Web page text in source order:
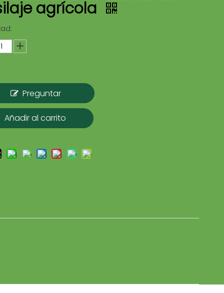
agrícola
Preguntar
Añadir al carrito